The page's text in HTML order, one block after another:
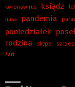
koronawirus ksiądz
nasa pandemia
poniedziałek
rodzina skype
żart